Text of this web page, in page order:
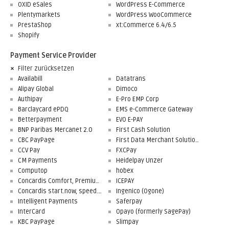
OXID eSales
Plentymarkets
PrestaShop
Shopify
WordPress E-Commerce
WordPress WooCommerce
xt:Commerce 6.4/6.5
Payment Service Provider
Filter zurücksetzen
Availabill
Alipay Global
Authipay
Barclaycard ePDQ
Betterpayment
BNP Paribas Mercanet 2.0
CBC PayPage
CCV Pay
CM Payments
Computop
Concardis Comfort, Premium, Professional
Concardis start.now, speed.up, flex.pro
Datatrans
Dimoco
E-Pro EMP Corp
EMS e-Commerce Gateway
EVO E-PAY
First Cash Solution
First Data Merchant Solutions
FXCPay
Heidelpay Unzer
hobex
ICEPAY
Ingenico (Ogone)
Intelligent Payments
InterCard
KBC PayPage
Saferpay
Opayo (formerly SagePay)
Slimpay